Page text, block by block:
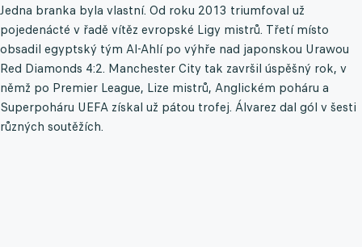
Jedna branka byla vlastní. Od roku 2013 triumfoval už
pojedenácté v řadě vítěz evropské Ligy mistrů. Třetí místo
obsadil egyptský tým Al-Ahlí po výhře nad japonskou Urawou
Red Diamonds 4:2. Manchester City tak završil úspěšný rok, v
němž po Premier League, Lize mistrů, Anglickém poháru a
Superpoháru UEFA získal už pátou trofej. Álvarez dal gól v šesti
různých soutěžích.